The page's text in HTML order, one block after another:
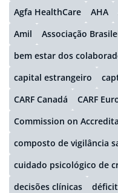
Agfa HealthCare
AHA
Amil
Associação
bem estar dos
capital estrangeiro
CARF Canadá
CARF
Commission on
composto de vigilância
cuidado psicológico de
decisões clínicas